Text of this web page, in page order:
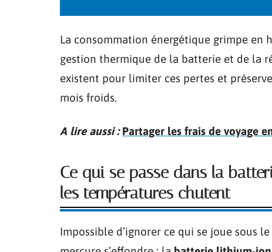
La consommation énergétique grimpe en
gestion thermique de la batterie et de la
existent pour limiter ces pertes et
mois froids.
A lire aussi : Partager les frais de voyage
Ce qui se passe dans la
les températures chutent
Impossible d’ignorer ce qui se joue sous